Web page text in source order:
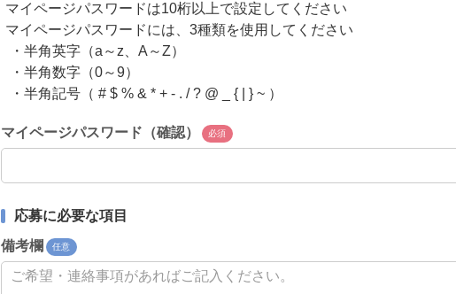
マイページパスワードは10桁以上で設定してください
マイページパスワードには、3種類を使用してください
・半角英字（a～z、A～Z）
・半角数字（0～9）
・半角記号（ # $ % & * + - . / ? @ _ { | } ~ ）
マイページパスワード（確認） 必須
応募に必要な項目
備考欄
任意